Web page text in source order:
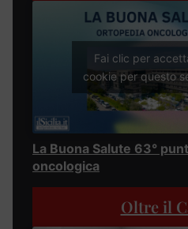
Fai clic per
cookie per questo
La Buona Salute 63°
oncologica
Oltre il